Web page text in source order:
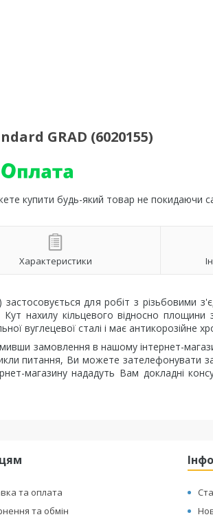
GRAD (6020155)
купити будь-який товар не покидаючи
Характеристики
для робіт з різьбовими
нахилу кільцевого відносно площини
вуглецевої сталі і має антикорозійне
замовлення в нашому інтернет-
питання, Ви можете зателефонувати
магазину нададуть Вам докладні
та оплата
та обмін